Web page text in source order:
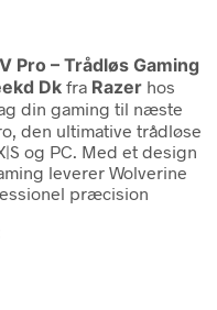
Pro – Trådløs Gaming
Dk fra Razer hos
din gaming til næste
den ultimative trådløse
og PC. Med et design
leverer Wolverine
præcision